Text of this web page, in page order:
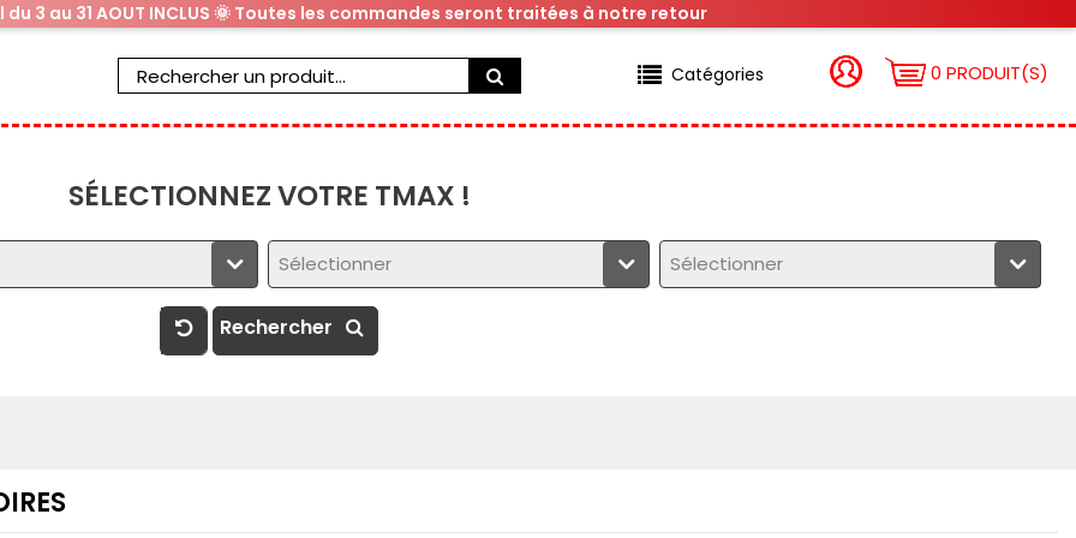
du 3 au 31 AOUT INCLUS 🌞 Toutes les commandes seront traitées à notre retour
Catégories 0 PRODUIT(S)
SÉLECTIONNEZ VOTRE TMAX !
Sélectionner Sélectionner
Rechercher